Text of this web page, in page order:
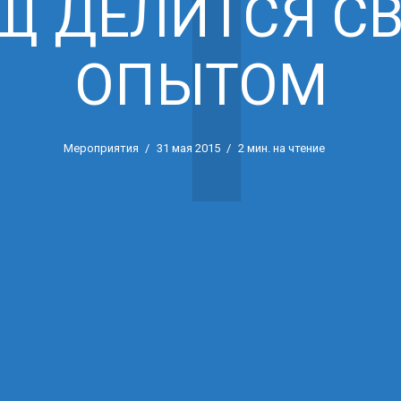
ДЕЛИТСЯ
ОПЫТОМ
Мероприятия 31 мая 2015 2 мин. на чтение